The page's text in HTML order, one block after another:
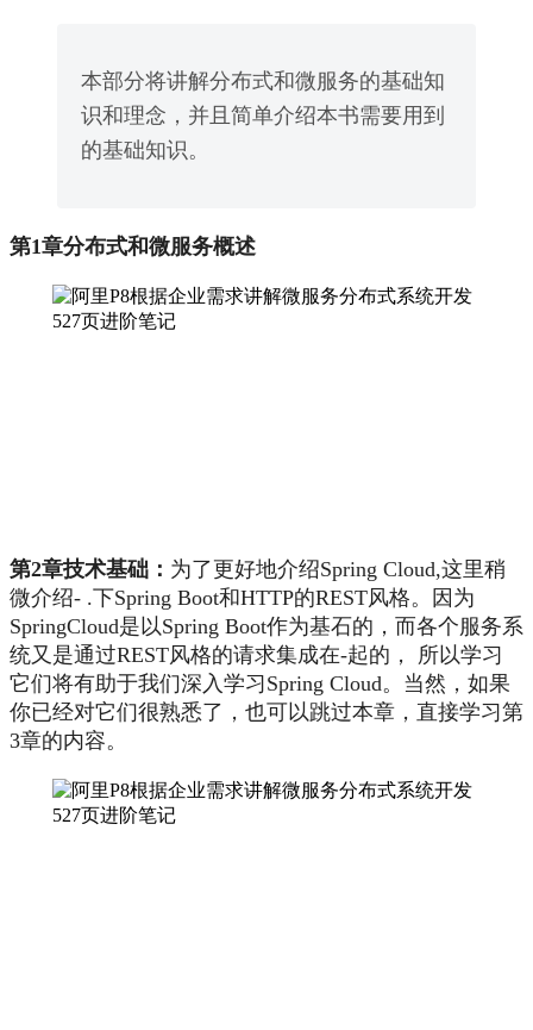
本部分将讲解分布式和微服务的基础知
识和理念，并且简单介绍本书需要用到
的基础知识。
第1章分布式和微服务概述
第2章技术基础： 为了更好地介绍Spring Cloud,这里稍
微介绍- .下Spring Boot和HTTP的REST风格。因为
SpringCloud是以Spring Boot作为基石的，而各个服务系
统又是通过REST风格的请求集成在-起的， 所以学习
它们将有助于我们深入学习Spring Cloud。当然，如果
你已经对它们很熟悉了，也可以跳过本章，直接学习第
3章的内容。